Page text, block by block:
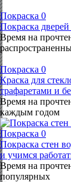
Покраска 0
Покраска
Время на
Покраска 0
Краска для
трафаретами и
Время на
каждым годом
Покраска 0
Покраска стен
и учимся
Время на
популярных